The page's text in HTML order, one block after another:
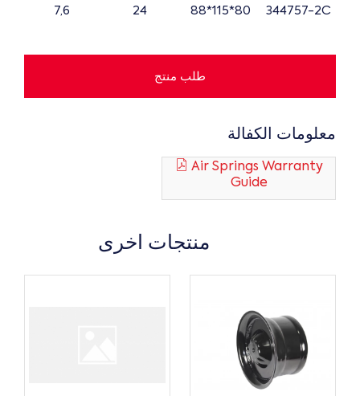
344757-2C
80*115*88
24
7,6
طلب منتج
معلومات الكفالة
Guide
منتجات اخرى